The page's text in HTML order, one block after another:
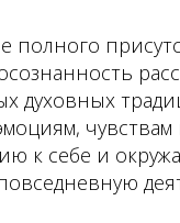
полного
духовных
к себе и